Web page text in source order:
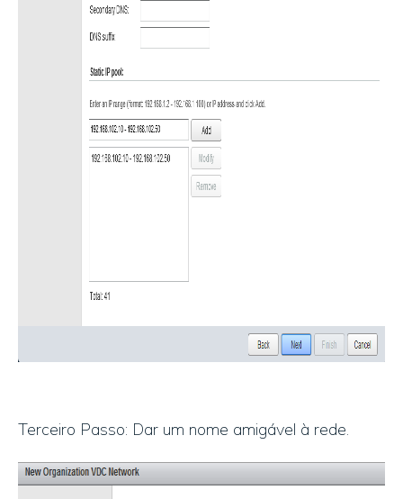
Terceiro Passo: Dar um nome amigável à rede.